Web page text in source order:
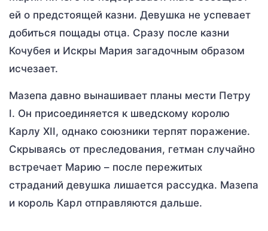
ей о предстоящей казни. Девушка не успевает
добиться пощады отца. Сразу после казни
Кочубея и Искры Мария загадочным образом
исчезает.
Мазепа давно вынашивает планы мести Петру
I. Он присоединяется к шведскому королю
Карлу XII, однако союзники терпят поражение.
Скрываясь от преследования, гетман случайно
встречает Марию – после пережитых
страданий девушка лишается рассудка. Мазепа
и король Карл отправляются дальше.